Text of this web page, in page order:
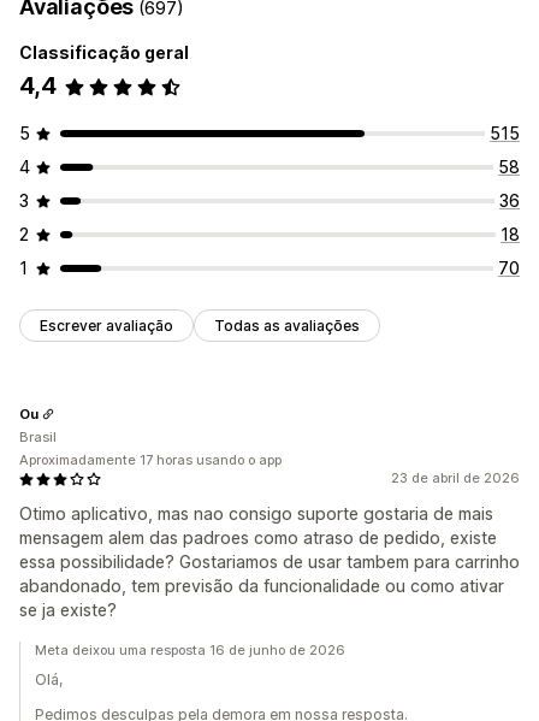
Avaliações (697)
Classificação geral
4,4
5
515
4
58
3
36
2
18
1
70
Escrever avaliação Todas as avaliações
23 de abril de 2026
Otimo aplicativo, mas nao consigo suporte gostaria de mais
mensagem alem das padroes como atraso de pedido, existe
essa possibilidade? Gostariamos de usar tambem para carrinho
abandonado, tem previsão da funcionalidade ou como ativar
se ja existe?
Ou
Brasil
Aproximadamente 17 horas usando o app
Meta deixou uma resposta 16 de junho de 2026
Olá,
Pedimos desculpas pela demora em nossa resposta.